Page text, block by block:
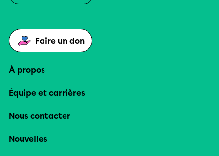
Faire un don
À propos
Équipe et carrières
Nous contacter
Nouvelles